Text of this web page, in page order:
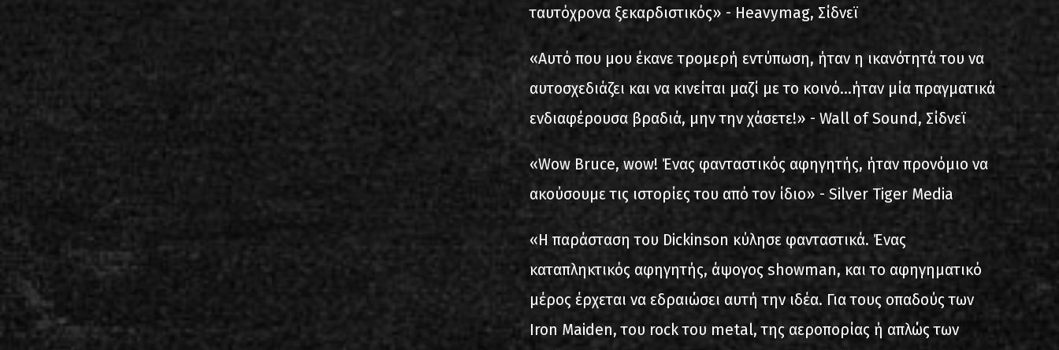
ταυτόχρονα ξεκαρδιστικός» - Heavymag, Σίδνεϊ
«Αυτό που μου έκανε τρομερή εντύπωση, ήταν η ικανότητά του να
αυτοσχεδιάζει και να κινείται μαζί με το κοινό...ήταν μία πραγματικά
ενδιαφέρουσα βραδιά, μην την χάσετε!» - Wall of Sound, Σίδνεϊ
«Wow Bruce, wow! Ένας φανταστικός αφηγητής, ήταν προνόμιο να
ακούσουμε τις ιστορίες του από τον ίδιο» - Silver Tiger Media
«Η παράσταση του Dickinson κύλησε φανταστικά. Ένας
καταπληκτικός αφηγητής, άψογος showman, και το αφηγηματικό
μέρος έρχεται να εδραιώσει αυτή την ιδέα. Για τους οπαδούς των
Iron Maiden, του rock του metal, της αεροπορίας ή απλώς των